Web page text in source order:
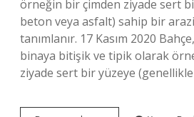
örneğin bir çimden ziyade sert
beton veya asfalt) sahip bir
tanımlanır. 17 Kasım 2020
binaya bitişik ve tipik olarak
ziyade sert bir yüzeye